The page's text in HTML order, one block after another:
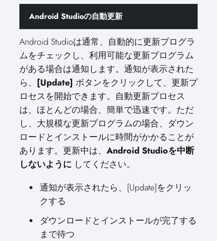
Android Studioの自動更新
Android Studioは通常、自動的に更新プログラ
ムをチェックし、利用可能な更新プログラム
がある場合は通知します。通知が表示された
ら、 [Update] ボタンをクリックして、更新プ
ロセスを開始できます。自動更新プロセス
は、ほとんどの場合、簡単で迅速です。ただ
し、大規模な更新プログラムの場合、ダウン
ロードとインストールに時間がかかることが
あります。更新中は、 Android Studioを中断
しないように してください。
通知が表示されたら、[Update]をクリッ
クする
ダウンロードとインストールが完了する
まで待つ